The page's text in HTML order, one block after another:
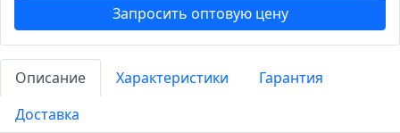
Запросить оптовую цену
Описание Характеристики
Гарантия
Доставка